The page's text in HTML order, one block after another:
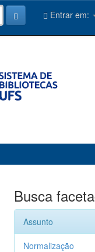
Entrar em:
Busca
Assunto
Normalização